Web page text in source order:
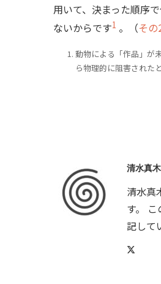
用いて、決まった順序
ないからです1 。（その
動物による「作品」が
ら物理的に阻害された
清水真木
清水真
す。
記して